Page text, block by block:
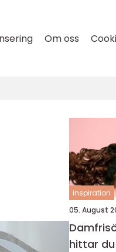
Om oss
inspiration
05. August
hittar